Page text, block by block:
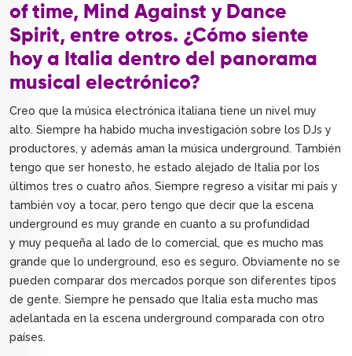
of time, Mind Against y Dance
Spirit, entre otros. ¿Cómo siente
hoy a Italia dentro del panorama
musical electrónico?
Creo que la música electrónica italiana tiene un nivel muy
alto. Siempre ha habido mucha investigación sobre los DJs y
productores, y además aman la música underground. También
tengo que ser honesto, he estado alejado de Italia por los
últimos tres o cuatro años. Siempre regreso a visitar mi país y
también voy a tocar, pero tengo que decir que la escena
underground es muy grande en cuanto a su profundidad
y muy pequeña al lado de lo comercial, que es mucho mas
grande que lo underground, eso es seguro. Obviamente no se
pueden comparar dos mercados porque son diferentes tipos
de gente. Siempre he pensado que Italia esta mucho mas
adelantada en la escena underground comparada con otro
países.